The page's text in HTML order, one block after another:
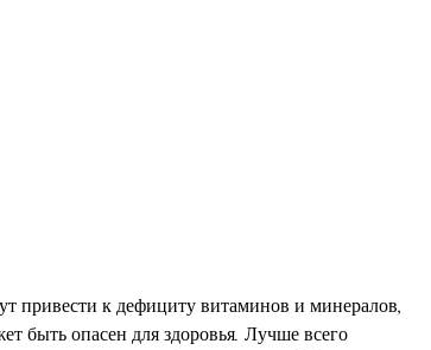
быть опасен для здоровья. Лучше всего